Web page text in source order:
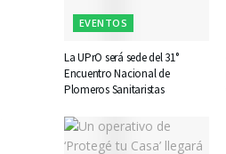
EVENTOS
La UPrO será sede del 31°
Encuentro Nacional de
Plomeros Sanitaristas